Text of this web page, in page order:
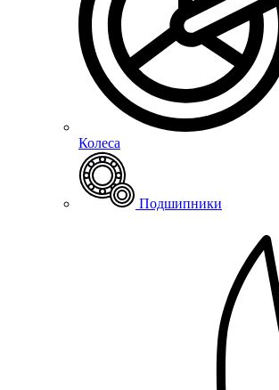
Колеса
Подшипники